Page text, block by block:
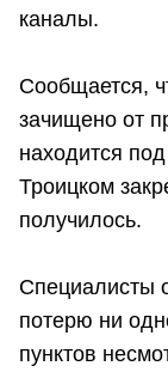
каналы.
Сообщается,
зачищено от
находится
Троицком
получилось.
Специалисты
потерю ни
пунктов